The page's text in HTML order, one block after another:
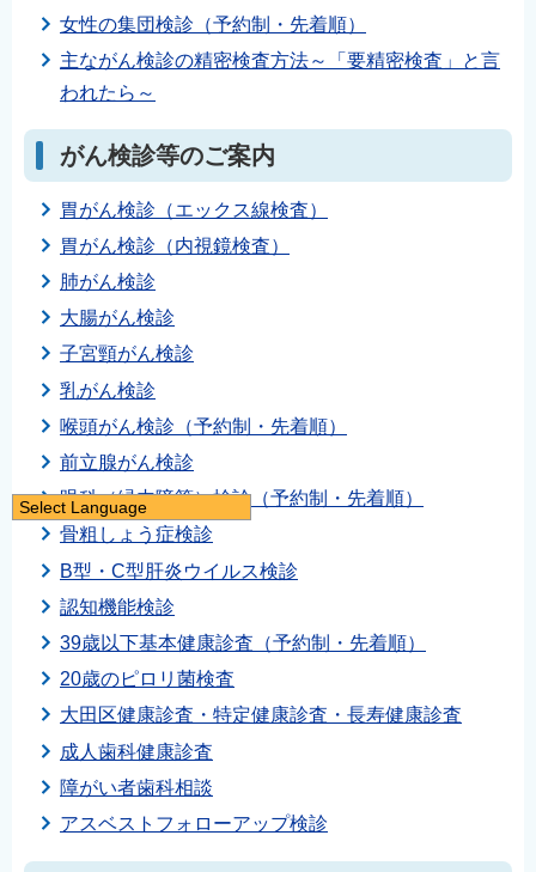
女性の集団検診（予約制・先着順）
主ながん検診の精密検査方法～「要精密検査」と言
われたら～
がん検診等のご案内
胃がん検診（エックス線検査）
胃がん検診（内視鏡検査）
肺がん検診
大腸がん検診
子宮頸がん検診
乳がん検診
喉頭がん検診（予約制・先着順）
前立腺がん検診
眼科（緑内障等）検診（予約制・先着順）
骨粗しょう症検診
B型・C型肝炎ウイルス検診
認知機能検診
39歳以下基本健康診査（予約制・先着順）
20歳のピロリ菌検査
大田区健康診査・特定健康診査・長寿健康診査
成人歯科健康診査
障がい者歯科相談
アスベストフォローアップ検診
Select Language
日本語
English
简体中文
繁體中文
한국어
नेपाली
Filipino